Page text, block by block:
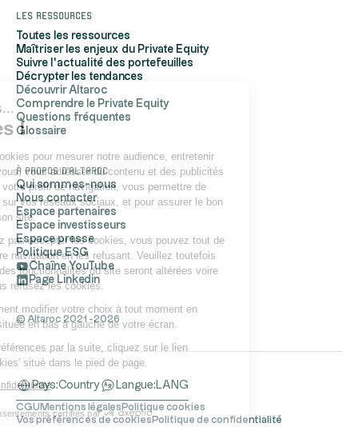
Salut c'est nous...
les Cookies !
Altaroc utilise des cookies pour mesurer notre audience, entretenir
notre relation avec vous, vous adresser du contenu et des publicités
personnalisés selon votre profil de navigation, vous permettre de
partager du contenu sur vos réseaux sociaux, et pour assurer le bon
fonctionnement de son site.
Si vous ne souhaitez pas accepter les cookies, vous pouvez tout de
même continuer votre navigation en les refusant. Veuillez toutefois
noter que certaines des fonctionnalités du site seront altérées voire
inaccessibles si vous refusez les cookies.
Vous pouvez également modifier votre choix à tout moment en
cliquant sur l’icône située en bas à gauche de votre écran.
Pour modifier vos préférences par la suite, cliquez sur le lien
'Préférences de cookies' situé dans le pied de page.
Lire la politique de confidentialité
Consentements certifiés par
Les ressources
Toutes les ressources
Maîtriser les enjeux du Private Equity
Suivre l'actualité des portefeuilles
Décrypter les tendances
Découvrir Altaroc
Comprendre le Private Equity
Questions fréquentes
Glossaire
À propos d'Altaroc
Qui sommes-nous
Nous contacter
Espace partenaires
Espace investisseurs
Espace presse
Politique ESG
Chaîne YouTube
Page Linkedin
© Altaroc 2021 -2026
Pays:Country Langue: LANG
CGU Mentions légales Politique cookies
Vos préférences de cookies Politique de confidentialité